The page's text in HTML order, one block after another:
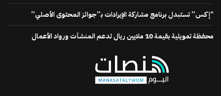
“إكس” تستبدل برنامج مشاركة الإيرادات بـ”جوائز المحتوى الأصلي”
محفظة تمويلية بقيمة 10 ملايين ريال لدعم المنشآت ورواد الأعمال